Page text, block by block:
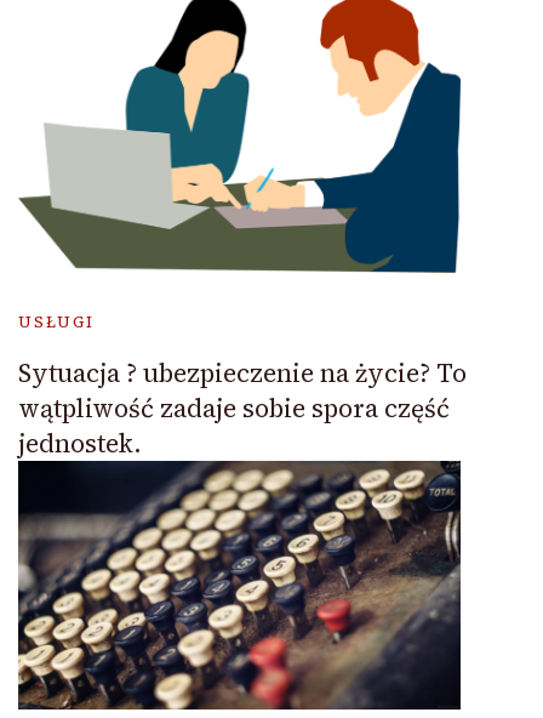
USŁUGI
Sytuacja ? ubezpieczenie na życie? To
wątpliwość zadaje sobie spora część
jednostek.